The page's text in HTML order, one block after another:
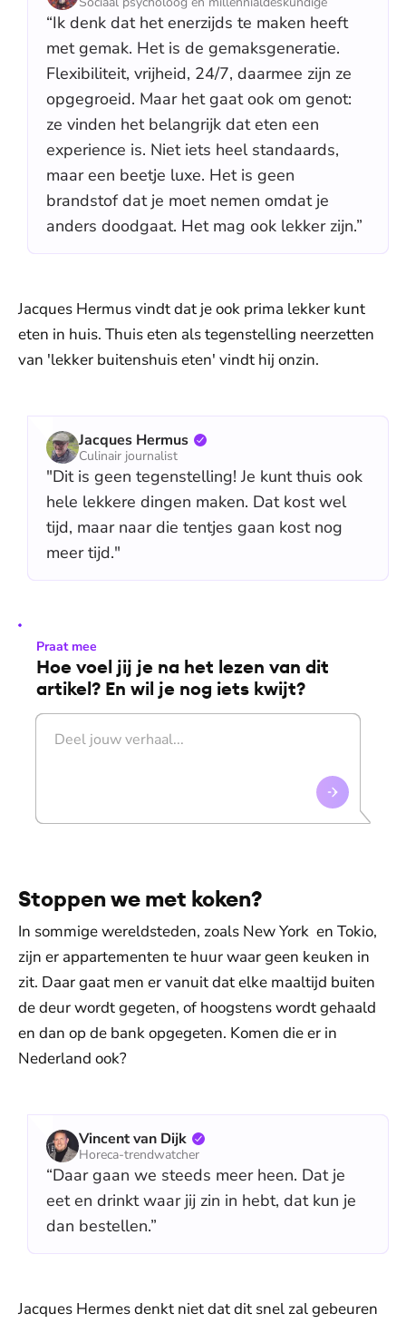
“Ik denk dat het enerzijds te maken heeft
met gemak. Het is de gemaksgeneratie.
Flexibiliteit, vrijheid, 24/7, daarmee zijn ze
opgegroeid. Maar het gaat ook om genot:
ze vinden het belangrijk dat eten een
experience is. Niet iets heel standaards,
maar een beetje luxe. Het is geen
brandstof dat je moet nemen omdat je
anders doodgaat. Het mag ook lekker zijn.”
Jacques Hermus vindt dat je ook prima lekker kunt
eten in huis. Thuis eten als tegenstelling neerzetten
van 'lekker buitenshuis eten' vindt hij onzin.
Jacques Hermus
Culinair journalist
"Dit is geen tegenstelling! Je kunt thuis ook
hele lekkere dingen maken. Dat kost wel
tijd, maar naar die tentjes gaan kost nog
meer tijd."
Praat mee
Hoe voel jij je na het lezen van dit
artikel? En wil je nog iets kwijt?
Stoppen we met koken?
In sommige wereldsteden, zoals New York en Tokio,
zijn er appartementen te huur waar geen keuken in
zit. Daar gaat men er vanuit dat elke maaltijd buiten
de deur wordt gegeten, of hoogstens wordt gehaald
en dan op de bank opgegeten. Komen die er in
Nederland ook?
Vincent van Dijk
Horeca-trendwatcher
“Daar gaan we steeds meer heen. Dat je
eet en drinkt waar jij zin in hebt, dat kun je
dan bestellen.”
Jacques Hermes denkt niet dat dit snel zal gebeuren